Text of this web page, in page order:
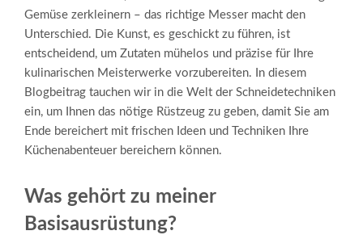
Gemüse zerkleinern – das richtige Messer macht den
Unterschied. Die Kunst, es geschickt zu führen, ist
entscheidend, um Zutaten mühelos und präzise für Ihre
kulinarischen Meisterwerke vorzubereiten. In diesem
Blogbeitrag tauchen wir in die Welt der Schneidetechniken
ein, um Ihnen das nötige Rüstzeug zu geben, damit Sie am
Ende bereichert mit frischen Ideen und Techniken Ihre
Küchenabenteuer bereichern können.
Was gehört zu meiner
Basisausrüstung?